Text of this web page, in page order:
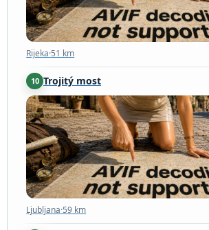
Rijeka·51 km
10 Trojitý most
Ljubljana·59 km
Ljubljana·59 km